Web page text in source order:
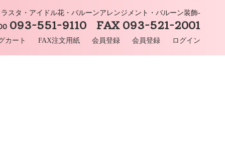
スタ・アイドル花・バルーンアレンジメント・バルーン装飾-
093-551-9110 FAX 093-521-2001
カート FAX注文用紙 会員登録 会員登録 ログイン